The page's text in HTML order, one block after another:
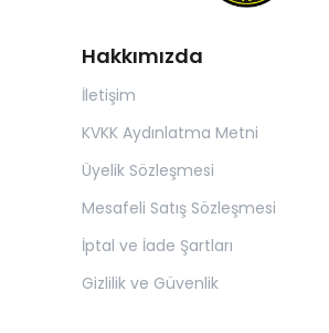
Hakkımızda
İletişim
KVKK Aydınlatma Metni
Üyelik Sözleşmesi
Mesafeli Satış Sözleşmesi
İptal ve İade Şartları
Gizlilik ve Güvenlik